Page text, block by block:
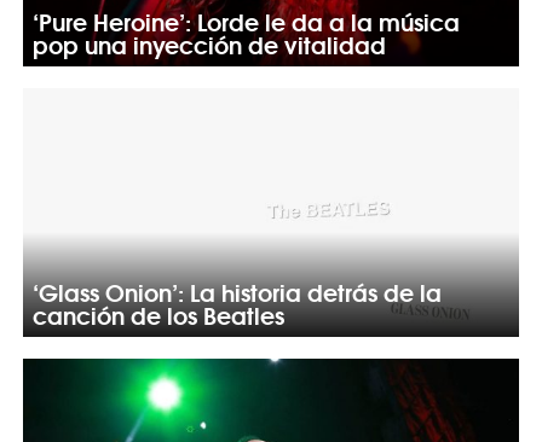
‘Pure Heroine’: Lorde le da a la música
pop una inyección de vitalidad
‘Glass Onion’: La historia detrás de la
canción de los Beatles